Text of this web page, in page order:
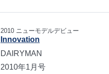
2010 ニューモデルデビュー
Innovation
DAIRYMAN
2010年1月号